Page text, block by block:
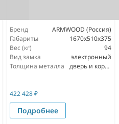
Бренд
ARMWOOD (Россия)
Габариты
1670х510х375
Вес (кг)
94
Вид замка
электронный
Толщина металла
дверь и корпус 3мм
422 428₽
Подробнее